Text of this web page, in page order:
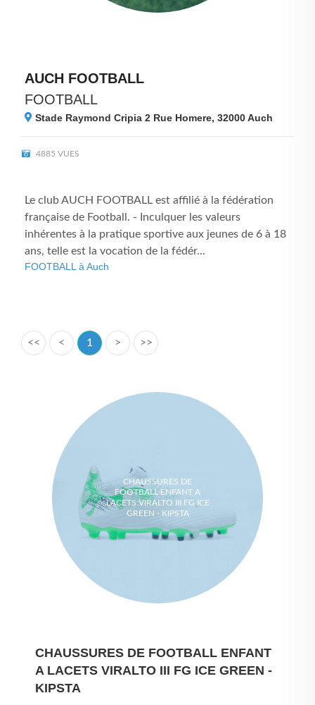
AUCH FOOTBALL
FOOTBALL
Stade Raymond Cripia 2 Rue Homere, 32000Auch
4885 VUES
Le club AUCH FOOTBALL est affilié à la fédération
française de Football. - Inculquer les valeurs
inhérentes à la pratique sportive aux jeunes de 6 à 18
ans, telle est la vocation de la fédér...
FOOTBALL à Auch
<< < 1 > >>
CHAUSSURES DE
FOOTBALL ENFANT A
LACETS VIRALTO III FG ICE
GREEN - KIPSTA
CHAUSSURES DE FOOTBALL ENFANT
A LACETS VIRALTO III FG ICE GREEN -
KIPSTA